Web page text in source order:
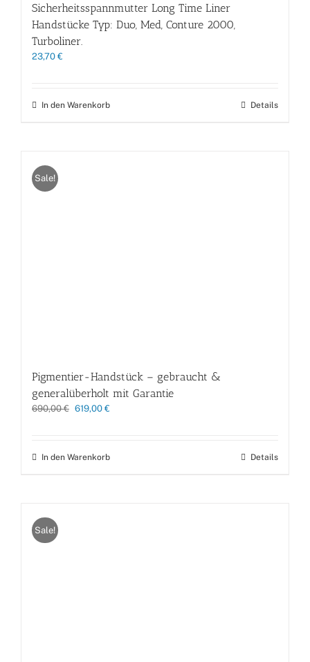
Sicherheitsspannmutter Long Time Liner
Handstücke Typ: Duo, Med, Conture 2000,
Turboliner.
23,70 €
In den Warenkorb Details
Sale!
Pigmentier-Handstück – gebraucht &
generalüberholt mit Garantie
690,00€ Ursprünglicher
619,00 €
In den Warenkorb Details
Sale!